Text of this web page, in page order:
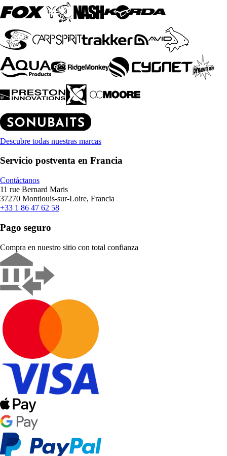
Descubre todas nuestras marcas
Servicio postventa en Francia
Contáctanos
11 rue Bernard Maris
37270 Montlouis-sur-Loire, Francia
+33 1 86 47 62 58
Pago seguro
Compra en nuestro sitio con total confianza